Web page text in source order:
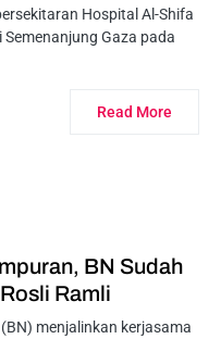
Hospital Al-Shifa
Gaza pada
Read More
BN Sudah
Ramli
menjalinkan kerjasama